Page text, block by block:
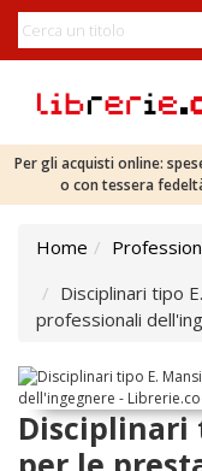
Per gli acquisti online:
o con tessera
Home
Disciplinari tipo
professionali
Disciplinari